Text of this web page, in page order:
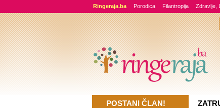
Ringeraja.ba Porodica Filantropija Zdravlje,
POSTANI ČLAN!